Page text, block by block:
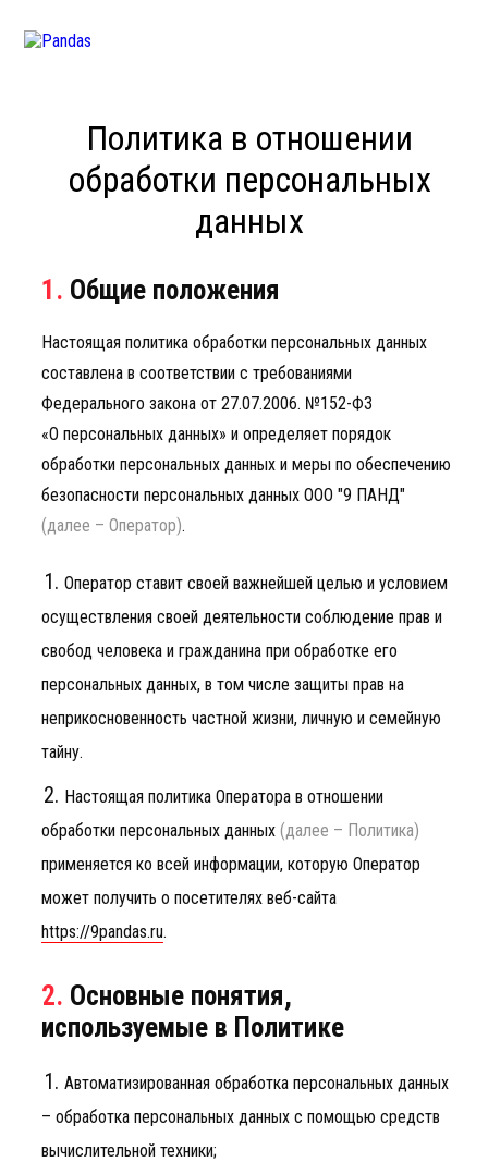
О НАС
ПРОЕКТЫ
УСЛУГИ
КОНТАКТЫ
БЛОГ
КАРЬЕРА
Политика
Политика в отношении
обработки персональных
данных
1. Общие положения
Настоящая политика обработки персональных данных
составлена в соответствии с требованиями
Федерального закона от 27.07.2006. №152-ФЗ
«О персональных данных» и определяет порядок
обработки персональных данных и меры по обеспечению
безопасности персональных данных ООО "9 ПАНД"
(далее – Оператор).
Оператор ставит своей важнейшей целью и условием
осуществления своей деятельности соблюдение прав и
свобод человека и гражданина при обработке его
персональных данных, в том числе защиты прав на
неприкосновенность частной жизни, личную и семейную
тайну.
Настоящая политика Оператора в отношении
обработки персональных данных (далее – Политика)
применяется ко всей информации, которую Оператор
может получить о посетителях веб-сайта
https://9pandas.ru.
2. Основные понятия,
используемые в Политике
Автоматизированная обработка персональных данных
– обработка персональных данных с помощью средств
вычислительной техники;